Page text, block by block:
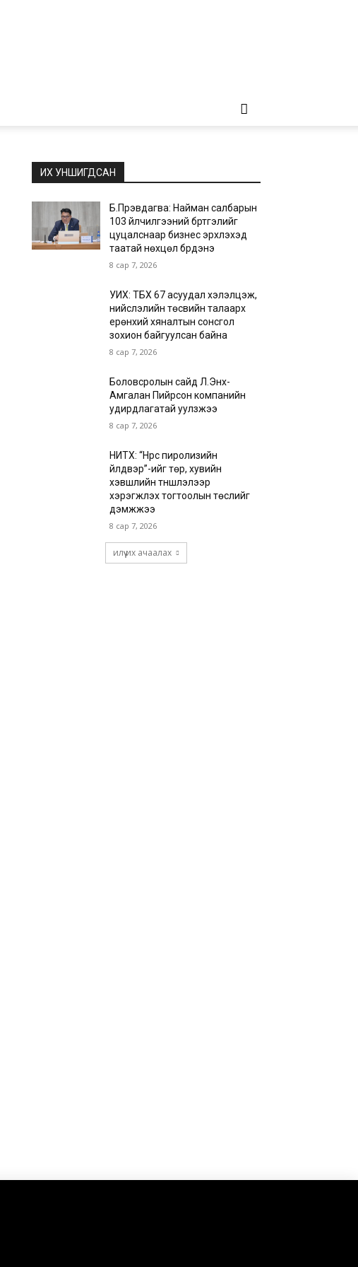
ИХ УНШИГДСАН
Б.Пүрэвдагва: Найман салбарын
103 үйлчилгээний бүртгэлийг
цуцалснаар бизнес эрхлэхэд
таатай нөхцөл бүрдэнэ
8 сар 7, 2026
УИХ: ТБХ 67 асуудал хэлэлцэж,
нийслэлийн төсвийн талаарх
ерөнхий хяналтын сонсгол
зохион байгуулсан байна
8 сар 7, 2026
Боловсролын сайд Л.Энх-
Амгалан Пийрсон компанийн
удирдлагатай уулзжээ
8 сар 7, 2026
НИТХ: “Нүүрс пиролизийн
үйлдвэр”-ийг төр, хувийн
хэвшлийн түншлэлээр
хэрэгжүүлэх тогтоолын төслийг
дэмжжээ
8 сар 7, 2026
илүү их ачаалах